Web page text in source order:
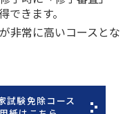
きます。
非常に高いコースとな
試験免除コース